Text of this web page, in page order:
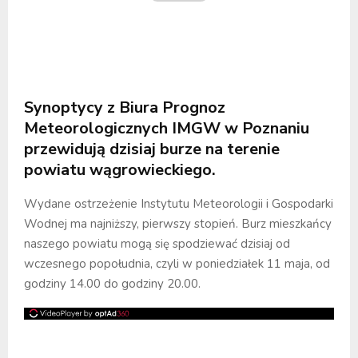
Synoptycy z Biura Prognoz
Meteorologicznych IMGW w Poznaniu
przewidują dzisiaj burze na terenie
powiatu wągrowieckiego.
Wydane ostrzeżenie Instytutu Meteorologii i Gospodarki
Wodnej ma najniższy, pierwszy stopień. Burz mieszkańcy
naszego powiatu mogą się spodziewać dzisiaj od
wczesnego popołudnia, czyli w poniedziałek 11 maja, od
godziny 14.00 do godziny 20.00.